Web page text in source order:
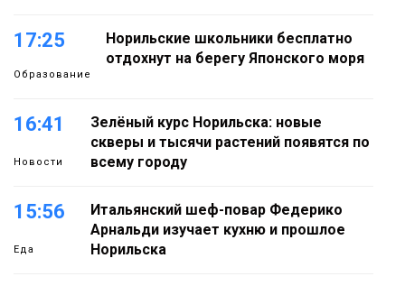
17:25
Образование
Норильские школьники бесплатно
отдохнут на берегу Японского моря
16:41
Новости
Зелёный курс Норильска: новые
скверы и тысячи растений появятся по
всему городу
15:56
Еда
Итальянский шеф-повар Федерико
Арнальди изучает кухню и прошлое
Норильска